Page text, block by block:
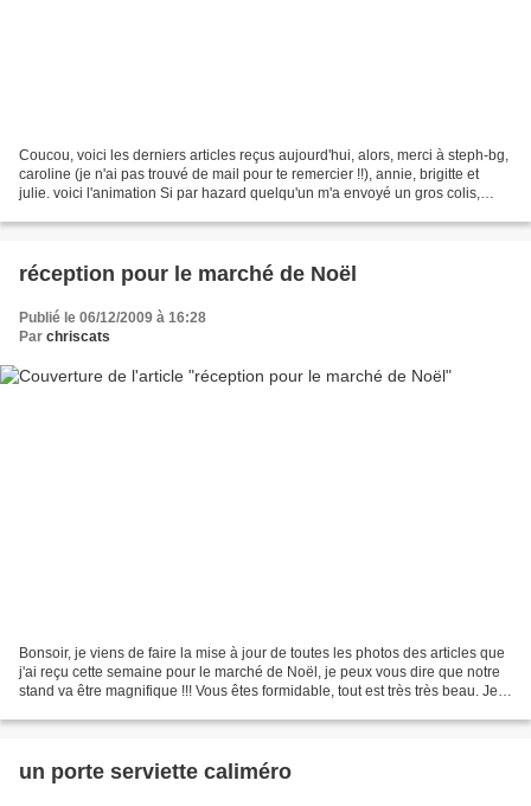
Coucou, voici les derniers articles reçus aujourd'hui, alors, merci à steph-bg,
caroline (je n'ai pas trouvé de mail pour te remercier !!), annie, brigitte et
julie. voici l'animation Si par hazard quelqu'un m'a envoyé un gros colis,
réception pour le marché de Noël
Publié le 06/12/2009 à 16:28
Par chriscats
Bonsoir, je viens de faire la mise à jour de toutes les photos des articles que
j'ai reçu cette semaine pour le marché de Noël, je peux vous dire que notre
stand va être magnifique !!! Vous êtes formidable, tout est très très beau. Je
un porte serviette caliméro